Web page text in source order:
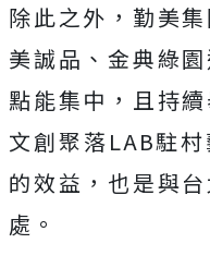
除此之外，勤美
美誠品、金典綠
點能集中，且持
文創聚落LAB駐
的效益，也是與
處。